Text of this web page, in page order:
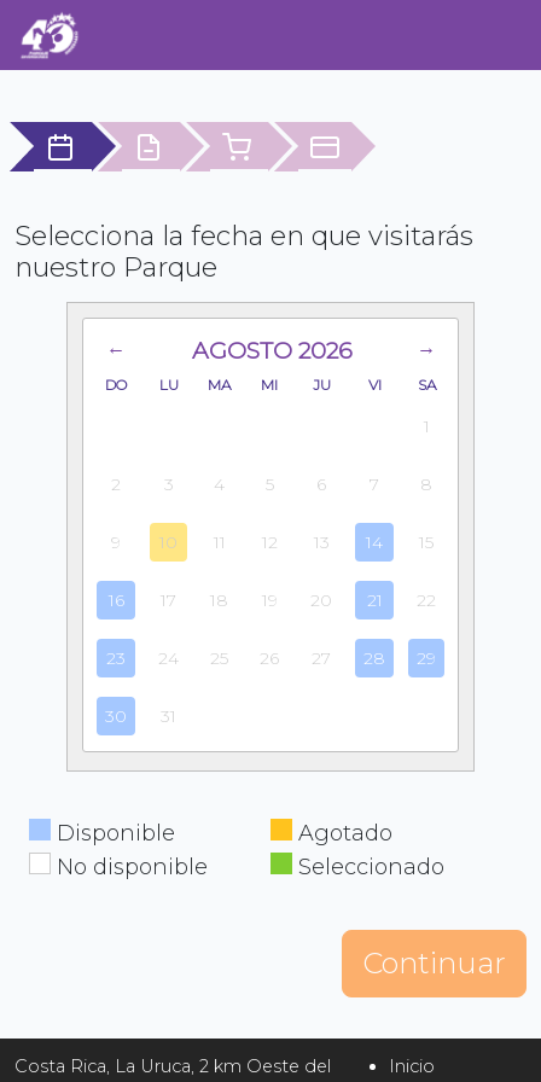
Selecciona la fecha en que visitarás
nuestro Parque
← AGOSTO 2026 →
DO LU MA MI JU VI SA
1
2 3 4 5 6 7 8
9 10 11 12 13 14 15
16 17 18 19 20 21 22
23 24 25 26 27 28 29
30 31
Disponible
Agotado
No disponible
Seleccionado
Continuar
Costa Rica, La Uruca, 2 km Oeste del Inicio